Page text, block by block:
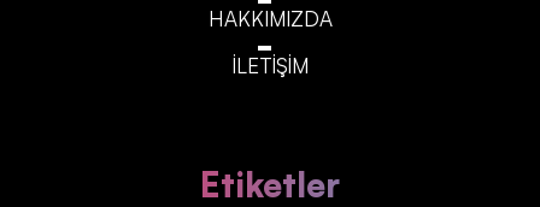
HAKKIMIZDA
İLETİŞİM
Etiketler